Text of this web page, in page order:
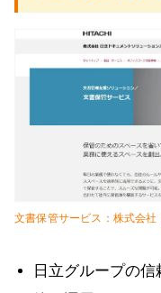
文書保管サービス：株式会
日立グループの